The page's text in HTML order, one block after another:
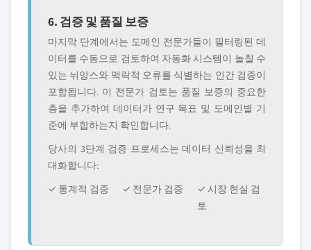
6. 검증 및 품질 보증
마지막 단계에서는 도메인 전문가들이 필터링된 데
이터를 수동으로 검토하여 자동화 시스템이 놀칠 수
있는 뉘앙스와 맥락적 오류를 식별하는 인간 검증이
포함됩니다. 이 전문가 검토는 품질 보증의 중요한
층을 추가하여 데이터가 연구 목표 및 도메인별 기
준에 부합하는지 확인합니다.
당사의 3단계 검증 프로세스는 데이터 신뢰성을 최
대화합니다:
✓ 통계적 검증
✓ 전문가 검증
✓ 시장 현실 검
토